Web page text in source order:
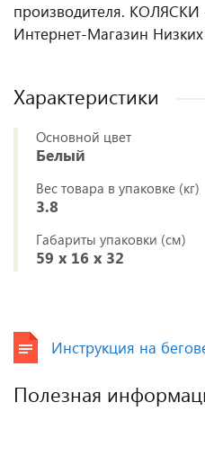
производителя.
Интернет-Магазин
Характеристики
Основной цвет
Белый
Вес товара в упаковке (кг)
3.8
Габариты упаковки (см)
59 x 16 x 32
Инструкция на
Полезная